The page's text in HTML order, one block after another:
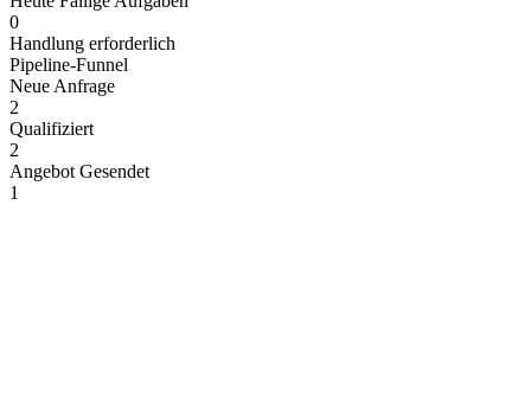
0
Handlung erforderlich
Pipeline-Funnel
Neue Anfrage
2
Qualifiziert
2
Angebot Gesendet
1